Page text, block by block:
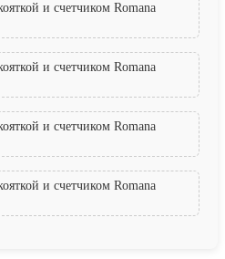
и счетчиком Romana
и счетчиком Romana
и счетчиком Romana
и счетчиком Romana